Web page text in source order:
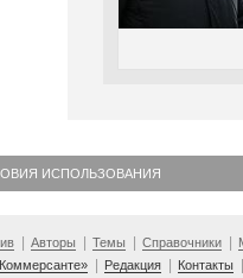
ИСПОЛЬЗОВАНИЯ
Авторы Темы Справочники
Редакция Контакты